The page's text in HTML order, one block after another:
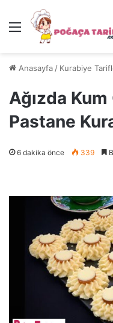
Menü
Anasayfa / Kurabiye
Ağızda
Pastane
6 dakika önce 339